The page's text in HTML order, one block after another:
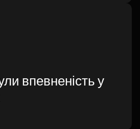
впевненість у